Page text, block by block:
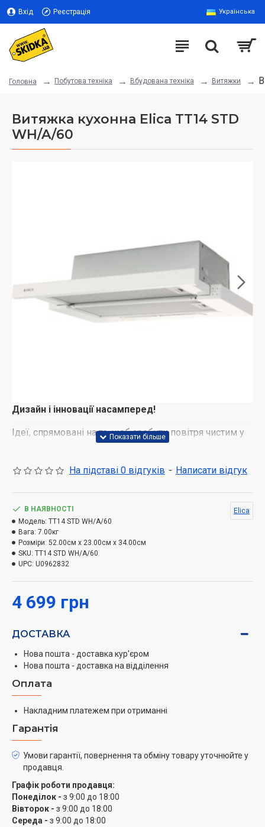
Вхід Реєстрація Українська
Головна Побутова техніка Вбудована техніка Витяжки
Витяжка кухонна Elica TT14 STD
WH/A/60
Дизайн і інновації насамперед!
Ідеї, спрямовані на те, щоб зробити повітря чистим у
всіх домівках світу. Вишукані матеріали та передові
експериментами – це суть бренду Elica.
На підставі 0 відгуків - Написати відгук
4 699 грн
В НАЯВНОСТІ
Модель: TT14 STD WH/A/60
Вага: 7.00кг
Розміри: 52.00см x 23.00см x 34.00см
SKU: TT14 STD WH/A/60
UPC: U0962832
Elica
ДОСТАВКА
Нова пошта - доставка кур'єром
Нова пошта - доставка на відділення
Оплата
Накладним платежем при отриманні
Гарантія
Умови гарантії, повернення та обміну товару уточнюйте у
продавця.
Графік роботи продавця:
Понеділок - з 9:00 до 18:00
Вівторок - з 9:00 до 18:00
Середа - з 9:00 до 18:00